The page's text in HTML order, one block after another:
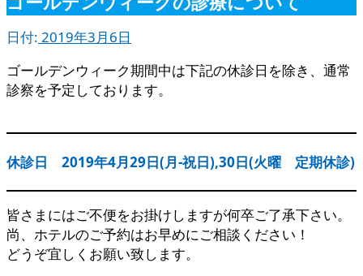
日付: 2019年3月6日
ゴールデンウィーク期間中は下記の休診日を除き、通常
診察を予定しております。
休診日 2019年4月29日(月-祝日),30日(火曜 定期休診)
皆さまにはご不便をお掛けしますが何卒ご了承下さい。
尚、ホテルのご予約はお早めにご相談ください！
どうぞ宜しくお願い致します。